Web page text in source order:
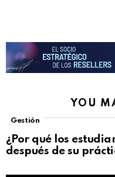
YOU
Gestión
¿Por qué los
después de su